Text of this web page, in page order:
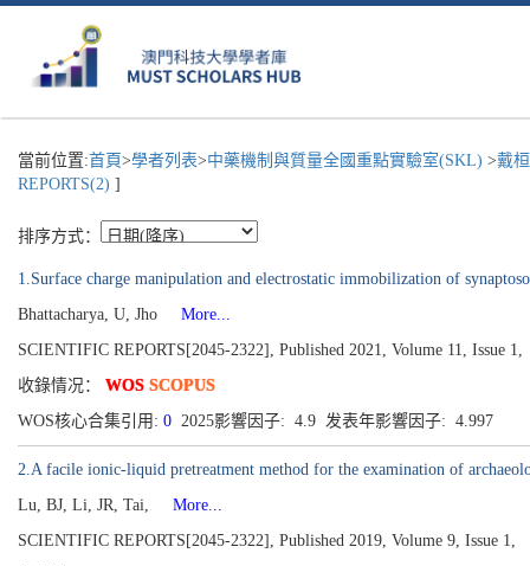
當前位置:首頁>學者列表>中藥機制與質量全國重點實驗室(SKL) >戴
REPORTS(2) ]
排序方式：
1.Surface charge manipulation and electrostatic immobilization of
Bhattacharya, U, Jho
More...
SCIENTIFIC REPORTS[2045-2322], Published 2021, Volume 11, Issue 1,
收錄情况： WOS SCOPUS
WOS核心合集引用: 0 2025影響因子: 4.9 发表年影響因子: 4.997
2.A facile ionic-liquid pretreatment method for the examination of
Lu, BJ, Li, JR, Tai,
More...
SCIENTIFIC REPORTS[2045-2322], Published 2019, Volume 9, Issue 1,